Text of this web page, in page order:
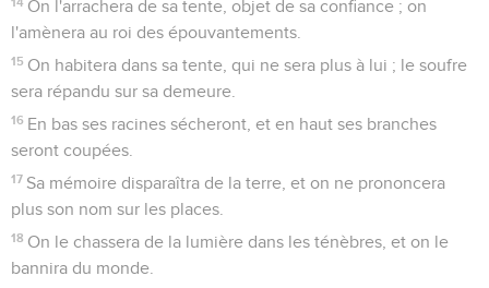
On l'arrachera de sa tente, objet de sa confiance ; on
l'amènera au roi des épouvantements.
15 On habitera dans sa tente, qui ne sera plus à lui ; le soufre
sera répandu sur sa demeure.
16 En bas ses racines sécheront, et en haut ses branches
seront coupées.
17 Sa mémoire disparaîtra de la terre, et on ne prononcera
plus son nom sur les places.
18 On le chassera de la lumière dans les ténèbres, et on le
bannira du monde.